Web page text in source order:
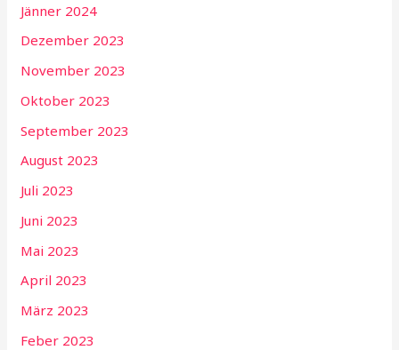
Jänner 2024
Dezember 2023
November 2023
Oktober 2023
September 2023
August 2023
Juli 2023
Juni 2023
Mai 2023
April 2023
März 2023
Feber 2023